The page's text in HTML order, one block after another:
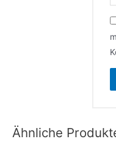
Ähnliche